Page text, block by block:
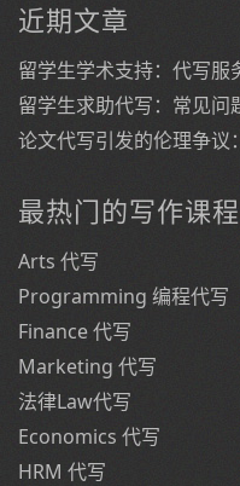
近期文章
留学生学术支持：代写服
留学生求助代写：常见问
论文代写引发的伦理争议
最热门的写作课程
Arts 代写
Programming 编程代写
Finance 代写
Marketing 代写
法律Law代写
Economics 代写
HRM 代写